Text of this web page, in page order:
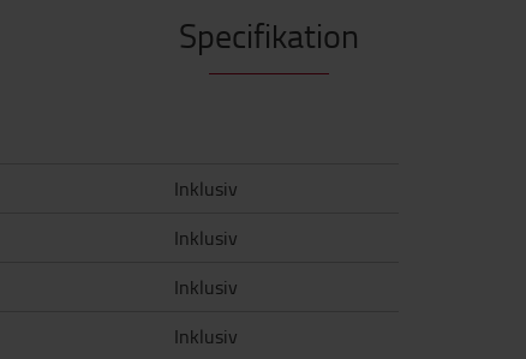
Specifikation
Inklusiv
Inklusiv
Inklusiv
Inklusiv